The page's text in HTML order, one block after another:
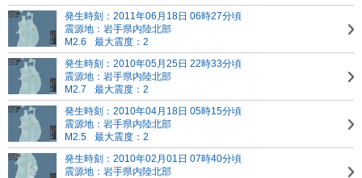
発生時刻：2011年06月18日 06時27分頃
震源地：岩手県内陸北部
M2.6
最大震度：2
発生時刻：2010年05月25日 22時33分頃
震源地：岩手県内陸北部
M2.7
最大震度：2
発生時刻：2010年04月18日 05時15分頃
震源地：岩手県内陸北部
M2.5
最大震度：2
発生時刻：2010年02月01日 07時40分頃
震源地：岩手県内陸北部